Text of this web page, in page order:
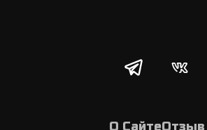
О СайтеОтзыв